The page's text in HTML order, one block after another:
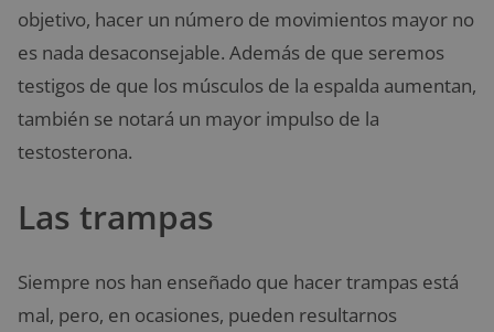
objetivo, hacer un número de movimientos mayor no
es nada desaconsejable. Además de que seremos
testigos de que los músculos de la espalda aumentan,
también se notará un mayor impulso de la
testosterona.
Las trampas
Siempre nos han enseñado que hacer trampas está
mal, pero, en ocasiones, pueden resultarnos